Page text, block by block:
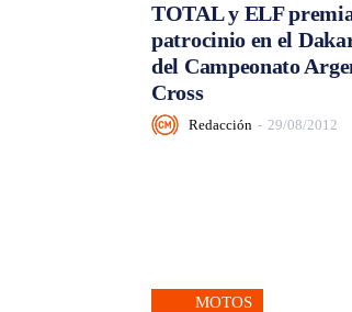
TOTAL y ELF
patrocinio en el
del Campeonato
Cross
Redacción - 29/08/2012
MOTOS